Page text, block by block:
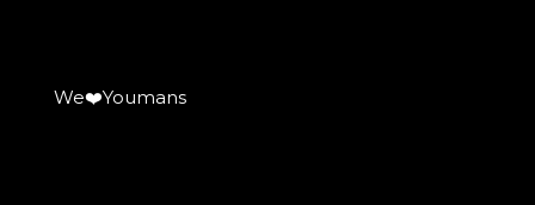
We❤️Youmans